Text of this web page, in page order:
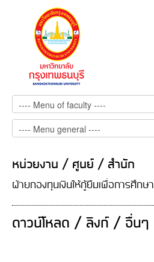
หน่วยงาน / ศูนย์ / สำนัก
ฝ่ายกองทุนเงินให้กู้ยืมเพื่อการศึกษา
ดาวน์โหลด / ลิงก์ / อื่นๆ